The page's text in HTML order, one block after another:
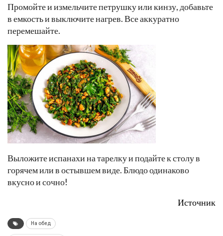
Промойте и измельчите петрушку или кинзу, добавьте
в емкость и выключите нагрев. Все аккуратно
перемешайте.
Выложите испанахи на тарелку и подайте к столу в
горячем или в остывшем виде. Блюдо одинаково
вкусно и сочно!
Источник
На обед